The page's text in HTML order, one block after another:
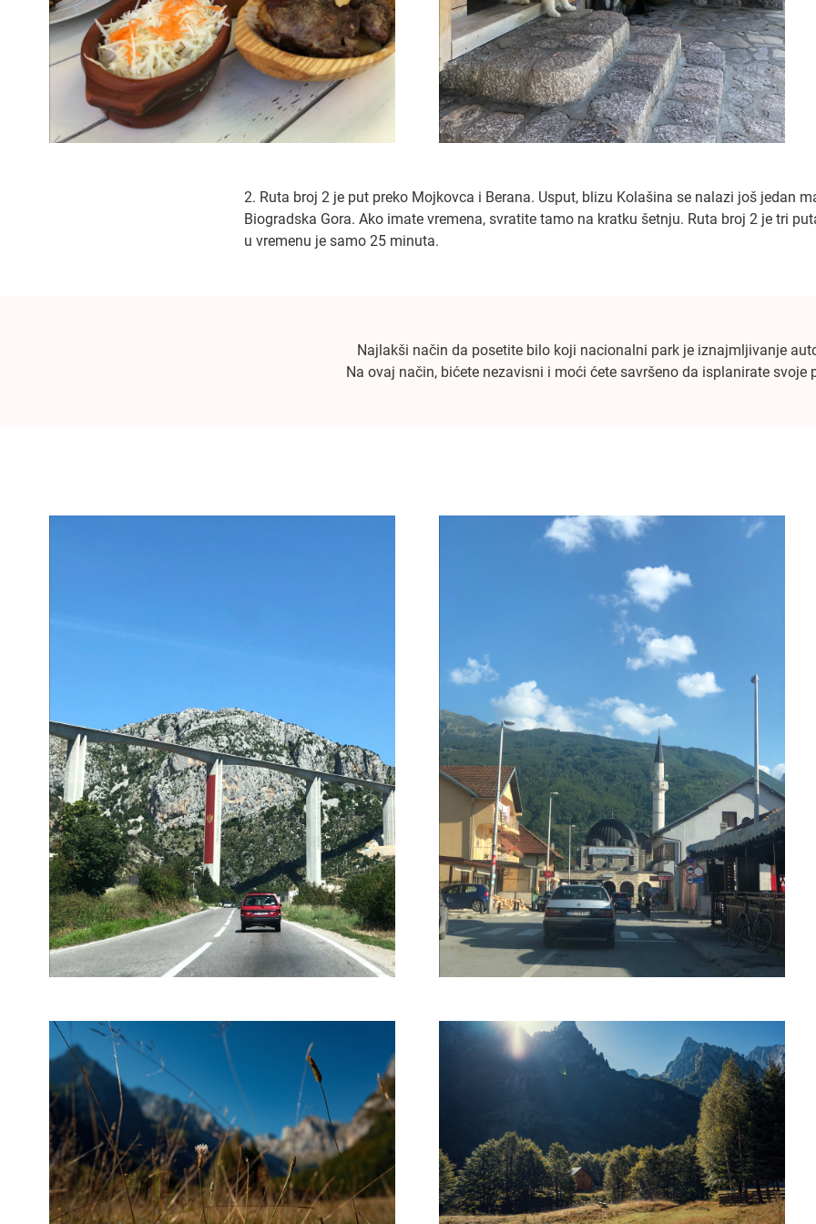
2. Ruta broj 2 je put preko Mojkovca i Berana. Usput, blizu Kolašina se nalazi još jedan
Biogradska Gora. Ako imate vremena, svratite tamo na kratku šetnju. Ruta broj 2 je tri
u vremenu je samo 25 minuta.
Najlakši način da posetite bilo koji nacionalni park je iznajmljivanje
Na ovaj način, bićete nezavisni i moći ćete savršeno da isplanirate svoje